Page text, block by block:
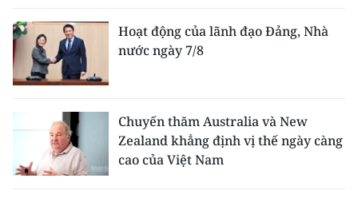
Hoạt động của lãnh đạo Đảng, Nhà
nước ngày 7/8
Chuyến thăm Australia và New
Zealand khẳng định vị thế ngày càng
cao của Việt Nam